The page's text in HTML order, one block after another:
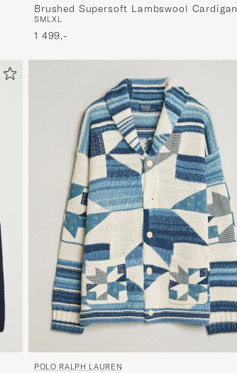
Brushed Supersoft Lambswool Cardigan
Loch Blue
SMLXL
1 499,-
POLO RALPH LAUREN